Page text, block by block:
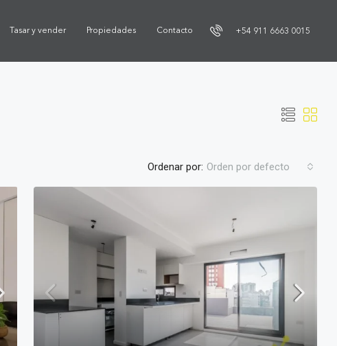
Tasar y vender Propiedades Contacto +54 911 6663 0015
Ordenar por: Orden por defecto